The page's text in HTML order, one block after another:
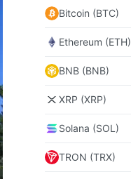
Bitcoin (BTC)
Ethereum (ETH)
BNB (BNB)
XRP (XRP)
Solana (SOL)
TRON (TRX)